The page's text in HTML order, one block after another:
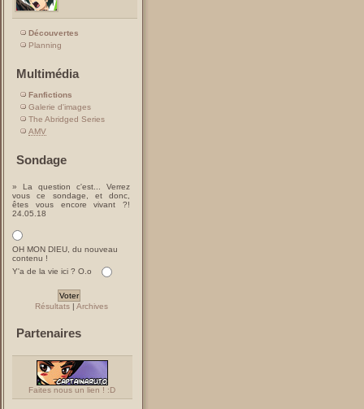
Découvertes
Planning
Multimédia
Fanfictions
Galerie d'images
The Abridged Series
AMV
Sondage
» La question c'est... Verrez
vous ce sondage, et donc,
êtes vous encore vivant ?!
24.05.18
OH MON DIEU, du nouveau
contenu !
Y'a de la vie ici ? O.o
Résultats| Archives
Partenaires
Faites nous un lien ! :D